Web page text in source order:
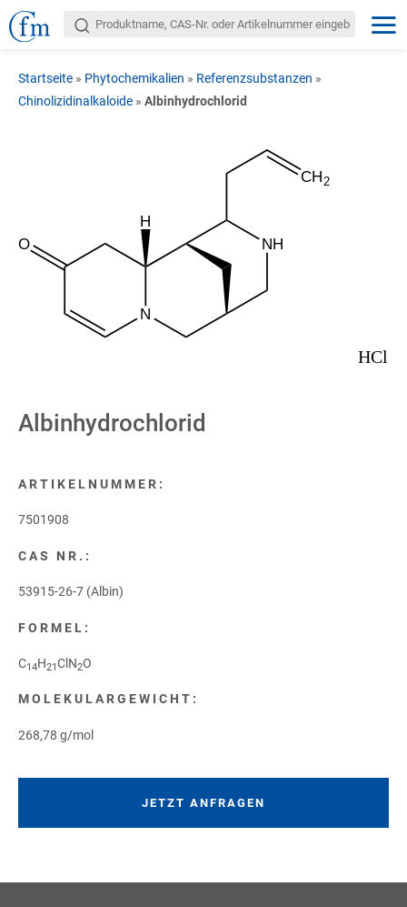
Startseite » Phytochemikalien » Referenzsubstanzen »
Chinolizidinalkaloide » Albinhydrochlorid
N
NH
CH2
H
O
HCl
Albinhydrochlorid
ARTIKELNUMMER:
7501908
CAS NR.:
53915-26-7 (Albin)
FORMEL:
C14H21ClN2O
MOLEKULARGEWICHT:
268,78 g/mol
JETZT ANFRAGEN